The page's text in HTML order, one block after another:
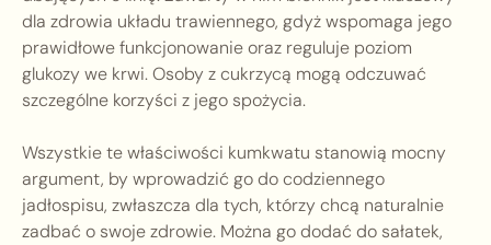
dla zdrowia układu trawiennego, gdyż wspomaga jego
prawidłowe funkcjonowanie oraz reguluje poziom
glukozy we krwi. Osoby z cukrzycą mogą odczuwać
szczególne korzyści z jego spożycia.
Wszystkie te właściwości kumkwatu stanowią mocny
argument, by wprowadzić go do codziennego
jadłospisu, zwłaszcza dla tych, którzy chcą naturalnie
zadbać o swoje zdrowie. Można go dodać do sałatek,